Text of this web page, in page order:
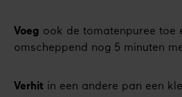
Voeg ook de tomatenpuree toe
omscheppend nog 5 minuten
Verhit in een andere pan een